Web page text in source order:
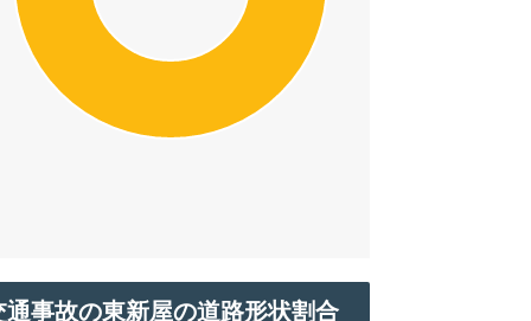
通事故の東新屋の道路形状割合